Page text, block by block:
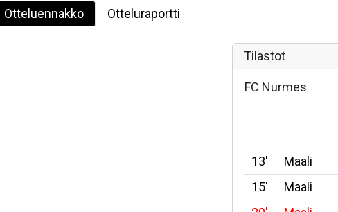
Otteluennakko Otteluraportti
Tilastot
FC Nurmes
13' Maali
15'
Maali